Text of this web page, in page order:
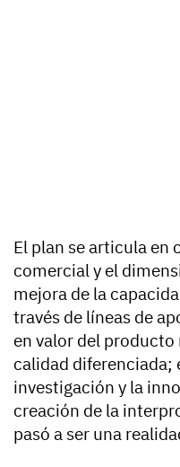
El plan se articula en
comercial y el
mejora de la
través de líneas de
en valor del
calidad diferenciada;
investigación y la
creación de la
pasó a ser una